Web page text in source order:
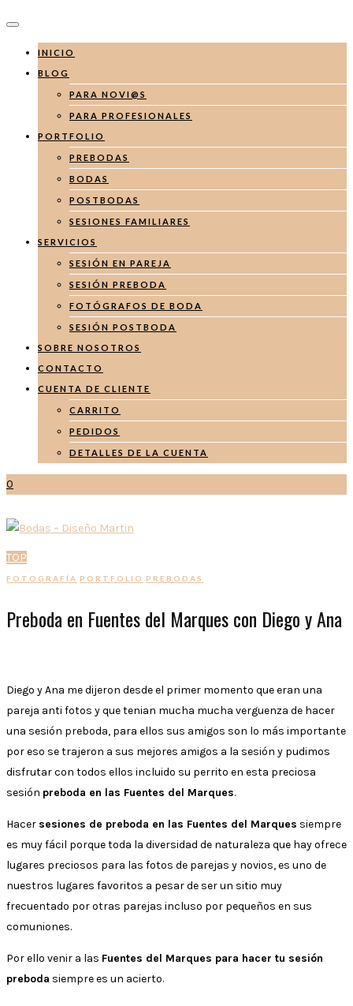
INICIO
BLOG
PARA NOVI@S
PARA PROFESIONALES
PORTFOLIO
PREBODAS
BODAS
POSTBODAS
SESIONES FAMILIARES
SERVICIOS
SESIÓN EN PAREJA
SESIÓN PREBODA
FOTÓGRAFOS DE BODA
SESIÓN POSTBODA
SOBRE NOSOTROS
CONTACTO
CUENTA DE CLIENTE
CARRITO
PEDIDOS
DETALLES DE LA CUENTA
0
TOP
FOTOGRAFÍA PORTFOLIO PREBODAS
Preboda en Fuentes del Marques con Diego y Ana
Diego y Ana me dijeron desde el primer momento que eran una
pareja anti fotos y que tenian mucha mucha verguenza de hacer
una sesión preboda, para ellos sus amigos son lo más importante
por eso se trajeron a sus mejores amigos a la sesión y pudimos
disfrutar con todos ellos incluido su perrito en esta preciosa
sesión preboda en las Fuentes del Marques.
Hacer sesiones de preboda en las Fuentes del Marques siempre
es muy fácil porque toda la diversidad de naturaleza que hay ofrece
lugares preciosos para las fotos de parejas y novios, es uno de
nuestros lugares favoritos a pesar de ser un sitio muy
frecuentado por otras parejas incluso por pequeños en sus
comuniones.
Por ello venir a las Fuentes del Marques para hacer tu sesión
preboda siempre es un acierto.